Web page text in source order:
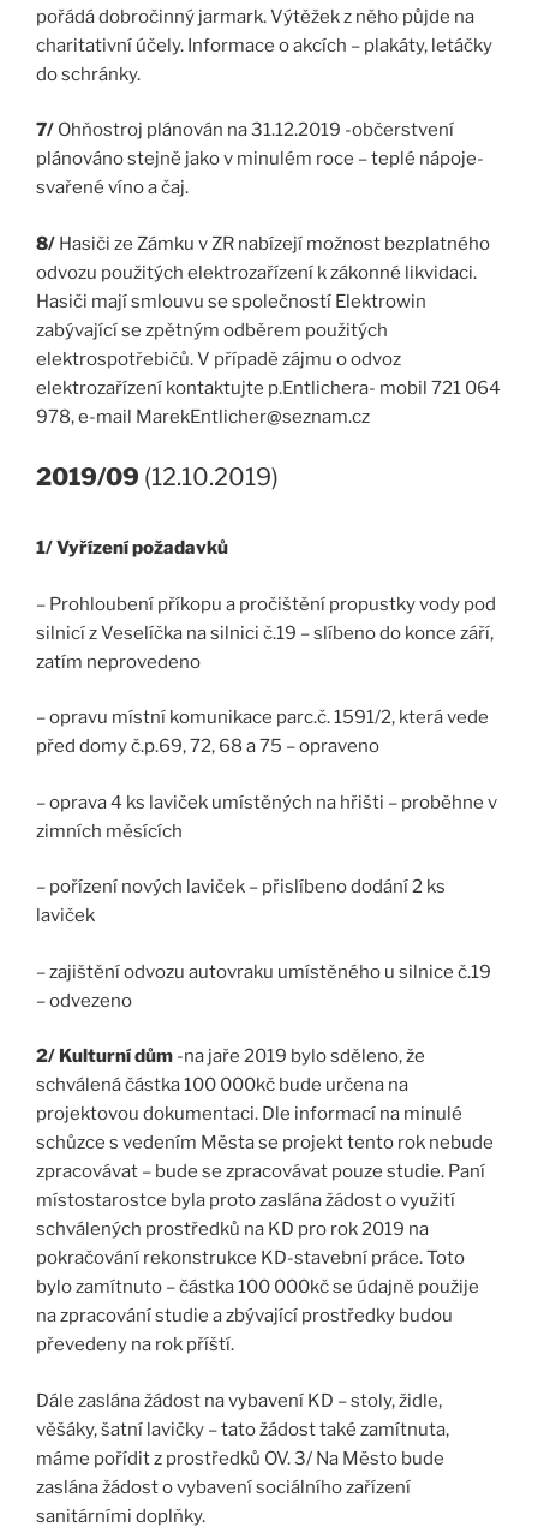
pořádá dobročinný jarmark. Výtěžek z něho půjde na
charitativní účely. Informace o akcích – plakáty, letáčky
do schránky.
7/ Ohňostroj plánován na 31.12.2019 -občerstvení
plánováno stejně jako v minulém roce – teplé nápoje-
svařené víno a čaj.
8/ Hasiči ze Zámku v ZR nabízejí možnost bezplatného
odvozu použitých elektrozařízení k zákonné likvidaci.
Hasiči mají smlouvu se společností Elektrowin
zabývající se zpětným odběrem použitých
elektrospotřebičů. V případě zájmu o odvoz
elektrozařízení kontaktujte p.Entlichera- mobil 721 064
978, e-mail MarekEntlicher@seznam.cz
2019/09 (12.10.2019)
1/ Vyřízení požadavků
– Prohloubení příkopu a pročištění propustky vody pod
silnicí z Veselíčka na silnici č.19 – slíbeno do konce září,
zatím neprovedeno
– opravu místní komunikace parc.č. 1591/2, která vede
před domy č.p.69, 72, 68 a 75 – opraveno
– oprava 4 ks laviček umístěných na hřišti – proběhne v
zimních měsících
– pořízení nových laviček – přislíbeno dodání 2 ks
laviček
– zajištění odvozu autovraku umístěného u silnice č.19
– odvezeno
2/ Kulturní dům -na jaře 2019 bylo sděleno, že
schválená částka 100 000kč bude určena na
projektovou dokumentaci. Dle informací na minulé
schůzce s vedením Města se projekt tento rok nebude
zpracovávat – bude se zpracovávat pouze studie. Paní
místostarostce byla proto zaslána žádost o využití
schválených prostředků na KD pro rok 2019 na
pokračování rekonstrukce KD-stavební práce. Toto
bylo zamítnuto – částka 100 000kč se údajně použije
na zpracování studie a zbývající prostředky budou
převedeny na rok příští.
Dále zaslána žádost na vybavení KD – stoly, židle,
věšáky, šatní lavičky – tato žádost také zamítnuta,
máme pořídit z prostředků OV. 3/ Na Město bude
zaslána žádost o vybavení sociálního zařízení
sanitárními doplňky.